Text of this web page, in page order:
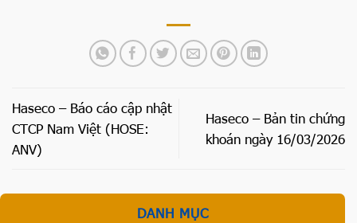
Haseco – Báo cáo cập nhật
CTCP Nam Việt (HOSE:
ANV)
Haseco – Bản tin chứng
khoán ngày 16/03/2026
DANH MỤC